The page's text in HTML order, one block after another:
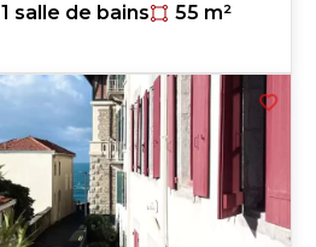
1 salle de bains
55 m²